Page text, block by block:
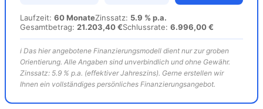
Laufzeit: 60 MonateZinssatz: 5.9 % p.a.
Gesamtbetrag: 21.203,40 €Schlussrate: 6.996,00 €
ℹ️ Das hier angebotene Finanzierungsmodell dient nur zur groben
Orientierung. Alle Angaben sind unverbindlich und ohne Gewähr.
Zinssatz: 5.9 % p.a. (effektiver Jahreszins). Gerne erstellen wir
Ihnen ein vollständiges persönliches Finanzierungsangebot.